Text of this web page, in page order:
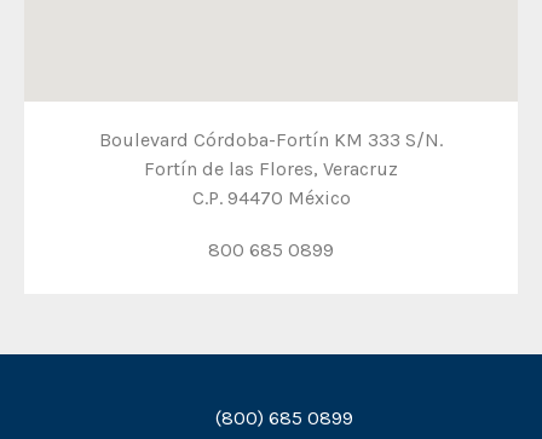
Boulevard Córdoba-Fortín KM 333 S/N.
Fortín de las Flores, Veracruz
C.P. 94470 México
800 685 0899
(800) 685 0899